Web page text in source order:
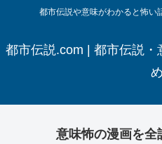
都市伝説や意味がわかると怖い
都市伝説.com | 都市伝説・
め
意味怖の漫画を全